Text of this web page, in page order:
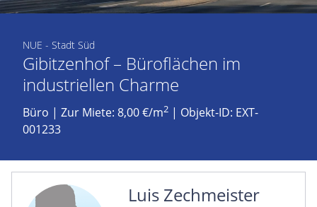
NUE - Stadt Süd
Gibitzenhof – Büroflächen im
industriellen Charme
Büro | Zur Miete: 8,00 €/m2 | Objekt-ID: EXT-
001233
Luis Zechmeister